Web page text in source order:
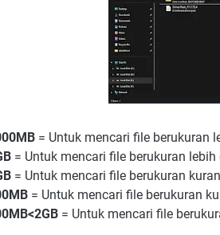
= Untuk mencari file berukuran
= Untuk mencari file berukuran lebih
= Untuk mencari file berukuran
= Untuk mencari file berukuran
= Untuk mencari file